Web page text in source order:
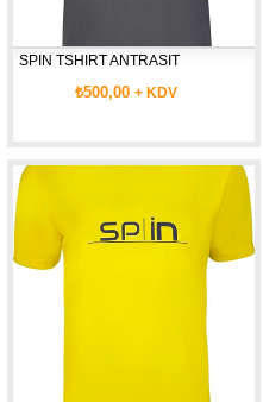
SPIN TSHIRT ANTRASIT
₺500,00+ KDV